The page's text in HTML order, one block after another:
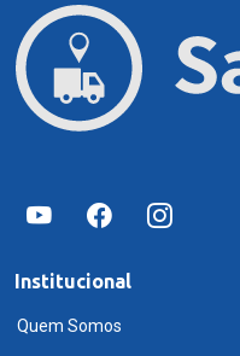
Institucional
Quem Somos